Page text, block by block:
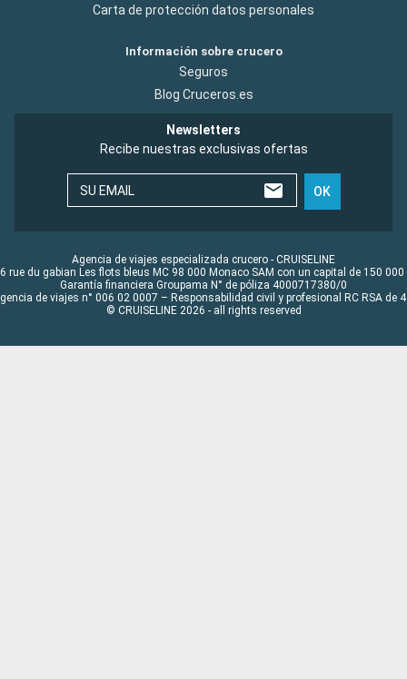
Carta de protección datos personales
Información sobre crucero
Seguros
Blog Cruceros.es
Newsletters
Recibe nuestras exclusivas ofertas
SU EMAIL OK
Agencia de viajes especializada crucero - CRUISELINE
rue du gabian Les flots bleus MC 98 000 Monaco SAM con un capital de 150 000
Garantía financiera Groupama N° de póliza 4000717380/0
de viajes n° 006 02 0007 – Responsabilidad civil y profesional RC RSA de
© CRUISELINE 2026 - all rights reserved